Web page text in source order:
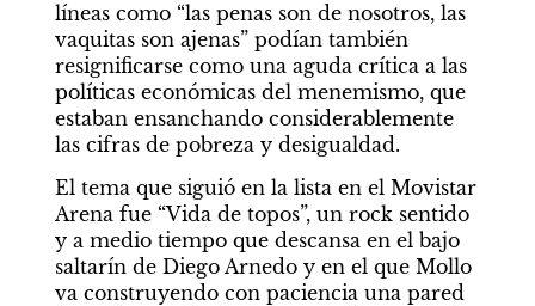
líneas como “las penas son de nosotros, las
vaquitas son ajenas” podían también
resignificarse como una aguda crítica a las
políticas económicas del menemismo, que
estaban ensanchando considerablemente
las cifras de pobreza y desigualdad.
El tema que siguió en la lista en el Movistar
Arena fue “Vida de topos”, un rock sentido
y a medio tiempo que descansa en el bajo
saltarín de Diego Arnedo y en el que Mollo
va construyendo con paciencia una pared